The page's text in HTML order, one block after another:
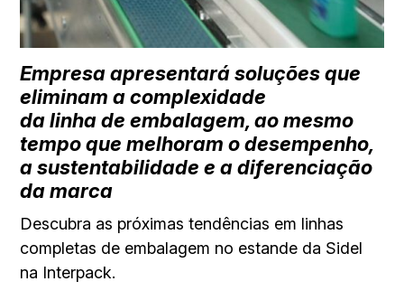
Empresa apresentará soluções que
eliminam a complexidade
da linha de embalagem, ao mesmo
tempo que melhoram o desempenho,
a sustentabilidade e a diferenciação
da marca
Descubra as próximas tendências em linhas
completas de embalagem no estande da Sidel
na Interpack.